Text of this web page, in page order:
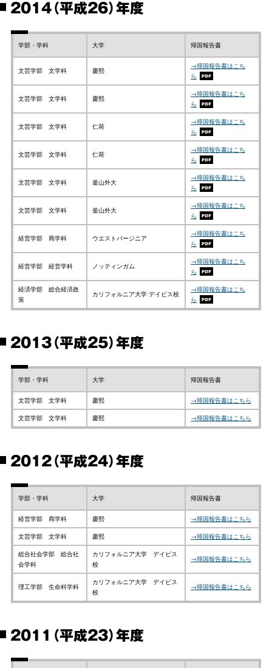
2014（平成26）年度
学部・学科 大学 帰国報告書
文芸学部 文学科 慶熙
→帰国報告書はこち
ら
文芸学部 文学科 慶熙
→帰国報告書はこち
ら
文芸学部 文学科 仁荷
→帰国報告書はこち
ら
文芸学部 文学科 仁荷
→帰国報告書はこち
ら
文芸学部 文学科 釜山外大
→帰国報告書はこち
ら
文芸学部 文学科 釜山外大
→帰国報告書はこち
ら
経営学部 商学科 ウエストバージニア
→帰国報告書はこち
ら
経営学部 経営学科 ノッティンガム
→帰国報告書はこち
ら
経済学部 総合経済政
策
カリフォルニア大学 デイビス校
→帰国報告書はこち
ら
2013（平成25）年度
学部・学科 大学 帰国報告書
文芸学部 文学科 慶熙 →帰国報告書はこちら
文芸学部 文学科 慶熙 →帰国報告書はこちら
2012（平成24）年度
学部・学科 大学 帰国報告書
経営学部 商学科 慶熙 →帰国報告書はこちら
文芸学部 文学科 慶熙 →帰国報告書はこちら
総合社会学部 総合社
会学科
カリフォルニア大学 デイビス
校
→帰国報告書はこちら
理工学部 生命科学科
カリフォルニア大学 デイビス
校
→帰国報告書はこちら
2011（平成23）年度